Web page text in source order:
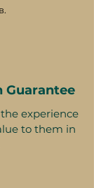
Guarantee
experience
to them in